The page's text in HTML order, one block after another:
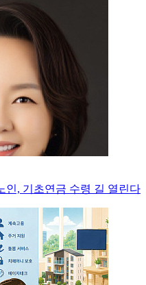
인, 기초연금 수령 길 열린다